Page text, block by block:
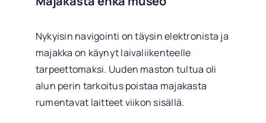
Nykyisin navigointi on täysin elektronista ja
majakka on käynyt laivaliikenteelle
tarpeettomaksi. Uuden maston tultua oli
alun perin tarkoitus poistaa majakasta
rumentavat laitteet viikon sisällä.